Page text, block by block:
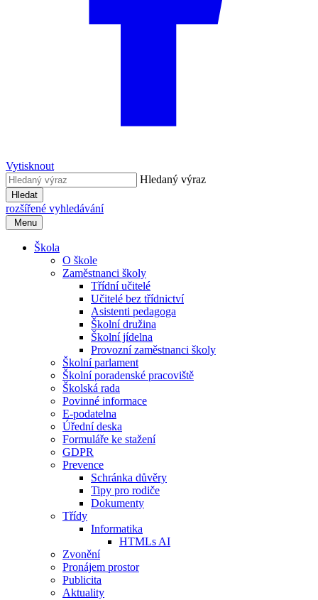
Vytisknout
Hledaný výraz
Hledat
rozšířené vyhledávání
Menu
Škola
O škole
Zaměstnanci školy
Třídní učitelé
Učitelé bez třídnictví
Asistenti pedagoga
Školní družina
Školní jídelna
Provozní zaměstnanci školy
Školní parlament
Školní poradenské pracoviště
Školská rada
Povinné informace
E-podatelna
Úřední deska
Formuláře ke stažení
GDPR
Prevence
Schránka důvěry
Tipy pro rodiče
Dokumenty
Třídy
Informatika
HTMLs AI
Zvonění
Pronájem prostor
Publicita
Aktuality